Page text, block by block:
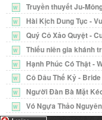
W Truyền thuyết Ju-
W Hài Kịch Dung Tục -
W Quý Cô Xảo Quyệt -
W Thiếu niên gia khánh
W Hạnh Phúc Có Thật -
W Cô Dâu Thế Kỷ -
W Người Đàn Bà Mặt
W Vó Ngựa Thảo